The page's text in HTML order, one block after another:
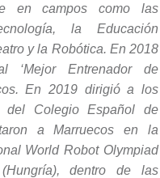
en campos como las
la Educación
y la Robótica. En 2018
‘Mejor Entrenador de
En 2019 dirigió a los
del Colegio Español de
a Marruecos en la
World Robot Olympiad
dentro de las